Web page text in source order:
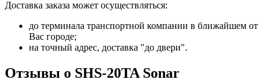
Доставка заказа может осуществляться:
до терминала транспортной компании в ближайшем от
Вас городе;
на точный адрес, доставка "до двери".
Отзывы о SHS-20TA Sonar